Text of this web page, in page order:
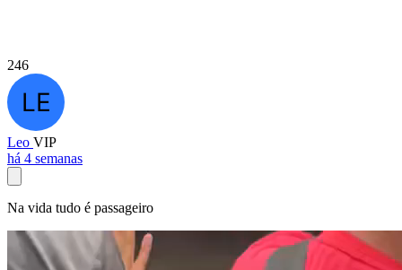
246
Leo VIP
há 4 semanas
Na vida tudo é passageiro